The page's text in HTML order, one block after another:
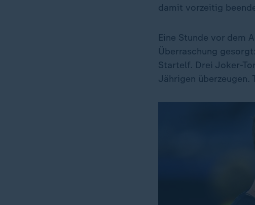
damit vorzeitig
Eine Stunde vor dem
Überraschung
Startelf. Drei Joker-
Jährigen überzeugen.